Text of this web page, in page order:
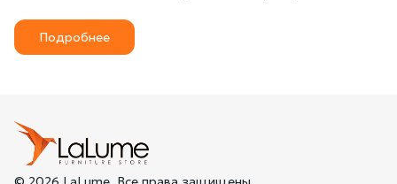
Подробнее